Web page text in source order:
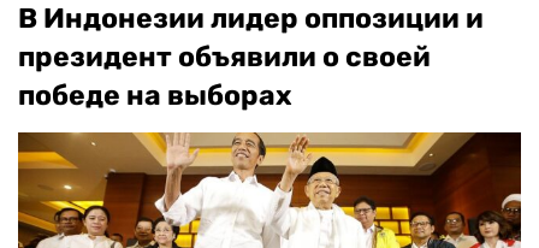
В Индонезии лидер оппозиции и
президент объявили о своей
победе на выборах